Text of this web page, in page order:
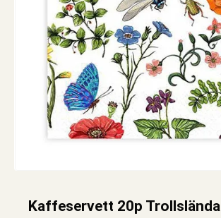
Kaffeservett 20p Trollslända